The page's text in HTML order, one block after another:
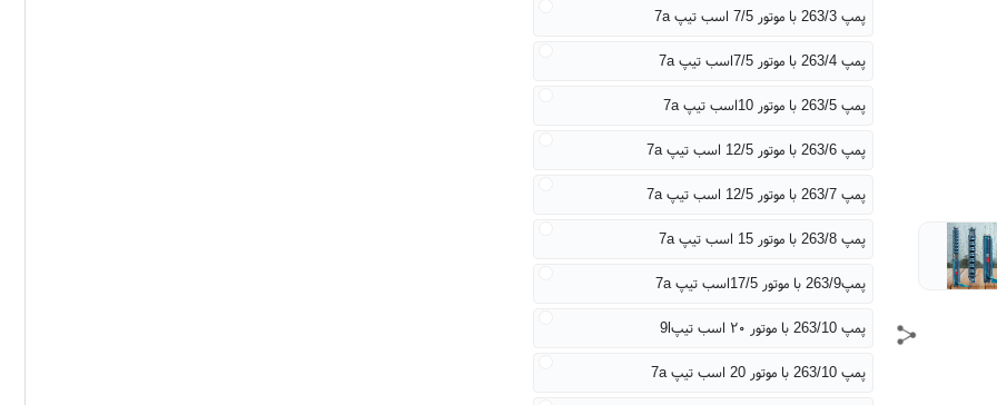
پمپ 263/3 با موتور 7/5 اسب تیپ 7a
پمپ 263/4 با موتور 7/5اسب تیپ 7a
پمپ 263/5 با موتور 10اسب تیپ 7a
پمپ 263/6 با موتور 12/5 اسب تیپ 7a
پمپ 263/7 با موتور 12/5 اسب تیپ 7a
پمپ 263/8 با موتور 15 اسب تیپ 7a
پمپ263/9 با موتور 17/5اسب تیپ 7a
پمپ 263/10 با موتور ۲۰ اسب تیپ9l
پمپ 263/10 با موتور 20 اسب تیپ 7a